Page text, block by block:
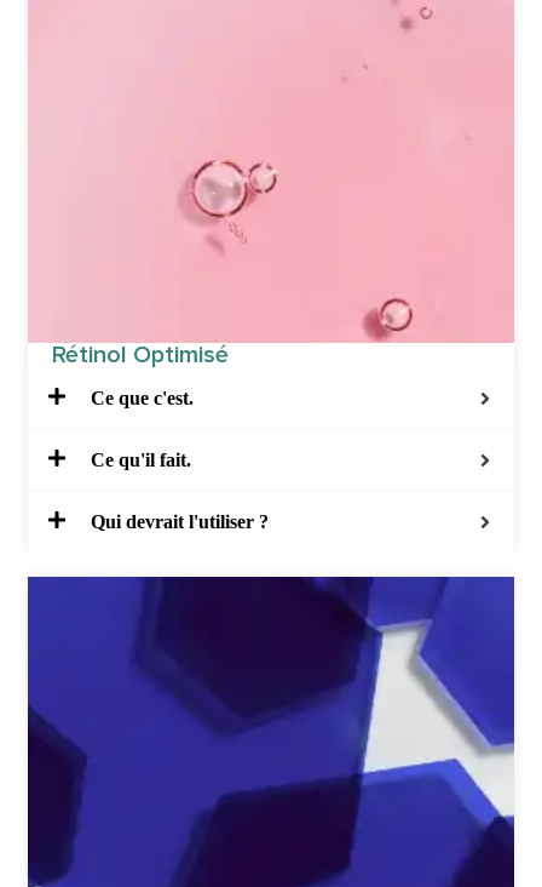
Rétinol Optimisé
Ce que c'est.
Ce qu'il fait.
Qui devrait l'utiliser ?